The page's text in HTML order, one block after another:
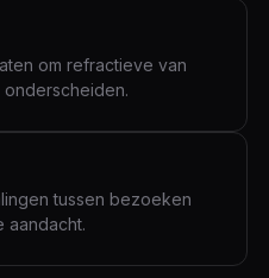
om refractieve van
tussen bezoeken
aandacht.